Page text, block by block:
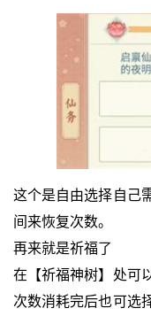
这个是自由选择自己
间来恢复次数。
再来就是祈福了
在【祈福神树】处可
次数消耗完后也可选